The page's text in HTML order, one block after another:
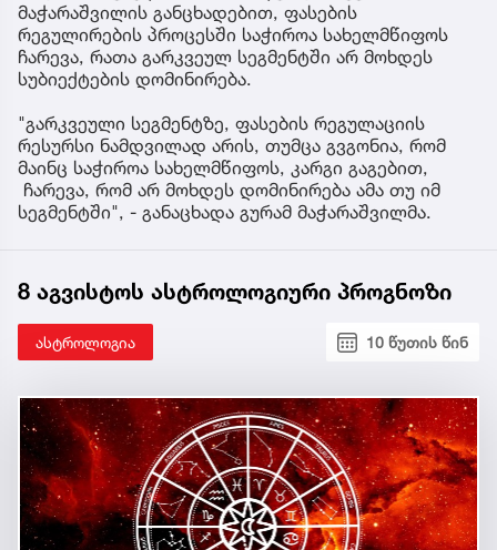
მაჭარაშვილის განცხადებით, ფასების
რეგულირების პროცესში საჭიროა სახელმწიფოს
ჩარევა, რათა გარკვეულ სეგმენტში არ მოხდეს
სუბიექტების დომინირება.
"გარკვეული სეგმენტზე, ფასების რეგულაციის
რესურსი ნამდვილად არის, თუმცა გვგონია, რომ
მაინც საჭიროა სახელმწიფოს, კარგი გაგებით,
ჩარევა, რომ არ მოხდეს დომინირება ამა თუ იმ
სეგმენტში", - განაცხადა გურამ მაჭარაშვილმა.
8 აგვისტოს ასტროლოგიური პროგნოზი
ასტროლოგია 10 წუთის წინ